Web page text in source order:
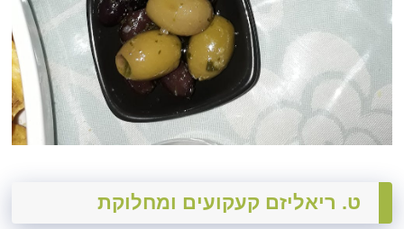
ט. ריאליזם קעקועים ומחלוקת